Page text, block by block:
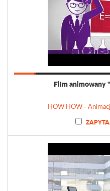
Film animowany
HOW HOW -